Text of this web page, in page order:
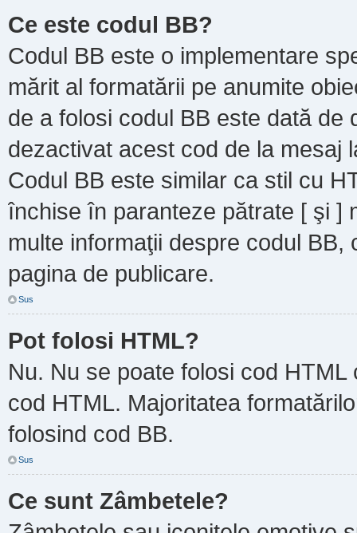
Ce este codul BB?
Codul BB este o implementare
mărit al formatării pe anumite
de a folosi codul BB este dată de
dezactivat acest cod de la mesaj
Codul BB este similar ca stil cu
închise în paranteze pătrate [ şi ]
multe informaţii despre codul
pagina de publicare.
Sus
Pot folosi HTML?
Nu. Nu se poate folosi cod
cod HTML. Majoritatea
folosind cod BB.
Sus
Ce sunt Zâmbetele?